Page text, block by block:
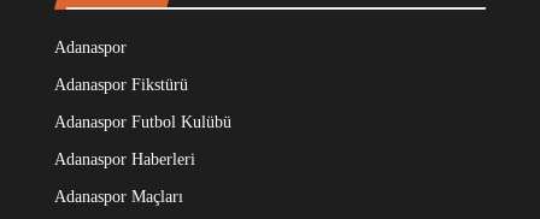
Adanaspor
Adanaspor Fikstürü
Adanaspor Futbol Kulübü
Adanaspor Haberleri
Adanaspor Maçları